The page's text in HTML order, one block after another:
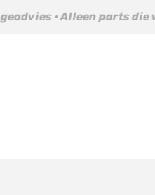
parts die we zelf